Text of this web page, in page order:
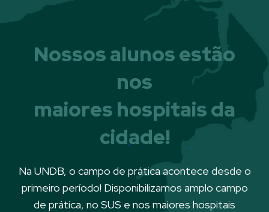
Nossos alunos estão
nos
maiores hospitais da
cidade!
Na UNDB, o campo de prática acontece desde o
primeiro período! Disponibilizamos amplo campo
de prática, no SUS e nos maiores hospitais